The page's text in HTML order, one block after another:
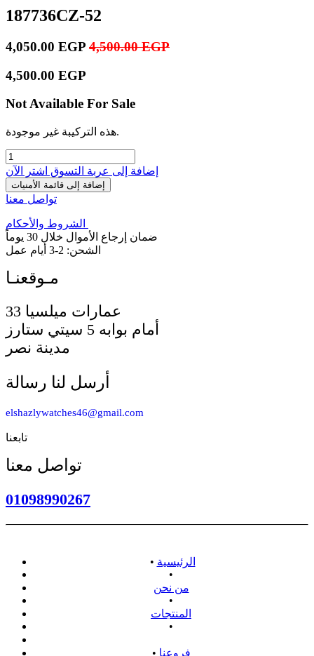
187736CZ-52
4,050.00 EGP 4,500.00EGP
4,500.00 EGP
Not Available For Sale
هذه التركيبة غير موجودة.
إضافة إلى عربة التسوق اشترِ الآن
إضافة إلى قائمة الأمنيات
تواصل معنا
الشروط والأحكام
ضمان إرجاع الأموال خلال 30 يوماً
الشحن: 2-3 أيام عمل
أمام بوابه 5 سيتي ستارز
مدينة نصر
أرسل لنا رسالة
elshazlywatches46@gmail.com
تابعنا
تواصل معنا
01098990267
• الرئيسية
•
من نحن
•
المنتجات
•
• فروعنا